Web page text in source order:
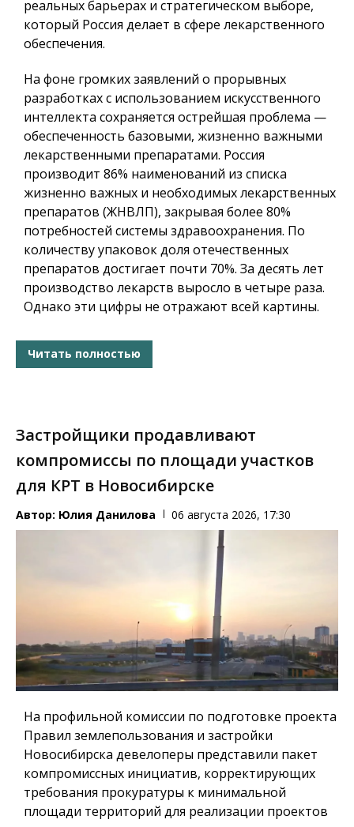
реальных барьерах и стратегическом выборе,
который Россия делает в сфере лекарственного
обеспечения.
На фоне громких заявлений о прорывных
разработках с использованием искусственного
интеллекта сохраняется острейшая проблема —
обеспеченность базовыми, жизненно важными
лекарственными препаратами. Россия
производит 86% наименований из списка
жизненно важных и необходимых лекарственных
препаратов (ЖНВЛП), закрывая более 80%
потребностей системы здравоохранения. По
количеству упаковок доля отечественных
препаратов достигает почти 70%. За десять лет
производство лекарств выросло в четыре раза.
Однако эти цифры не отражают всей картины.
Читать полностью
Застройщики продавливают
компромиссы по площади участков
для КРТ в Новосибирске
Автор: Юлия Данилова 06 августа 2026, 17:30
На профильной комиссии по подготовке проекта
Правил землепользования и застройки
Новосибирска девелоперы представили пакет
компромиссных инициатив, корректирующих
требования прокуратуры к минимальной
площади территорий для реализации проектов